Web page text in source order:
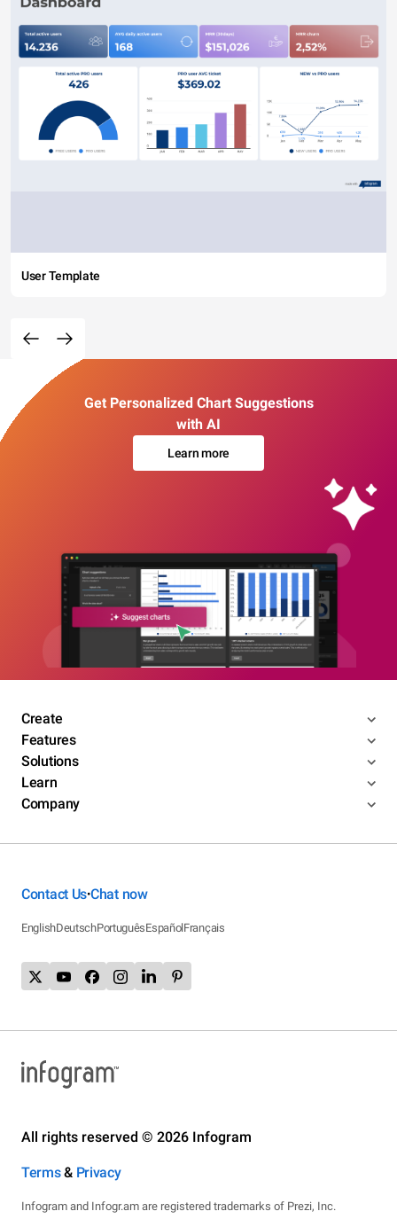
User Template
Get Personalized Chart Suggestions
with AI
Learn more
Create
Features
Solutions
Learn
Company
Contact Us•Chat now
EnglishDeutschPortuguêsEspañolFrançais
All rights reserved © 2026 Infogram
Terms& Privacy
Infogram and Infogr.am are registered trademarks of Prezi, Inc.